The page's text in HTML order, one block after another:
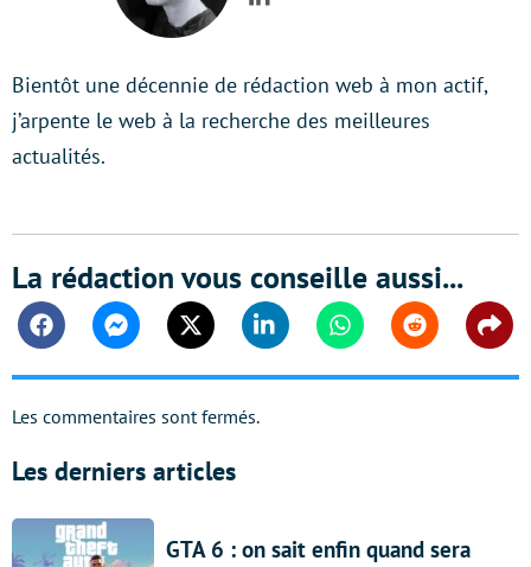
LinkedIn
Bientôt une décennie de rédaction web à mon actif,
j’arpente le web à la recherche des meilleures
actualités.
La rédaction vous conseille aussi...
FacebookMessengerTwitter Linkedin WhatsappReddit
Les commentaires sont fermés.
Les derniers articles
GTA 6 : on sait enfin quand sera